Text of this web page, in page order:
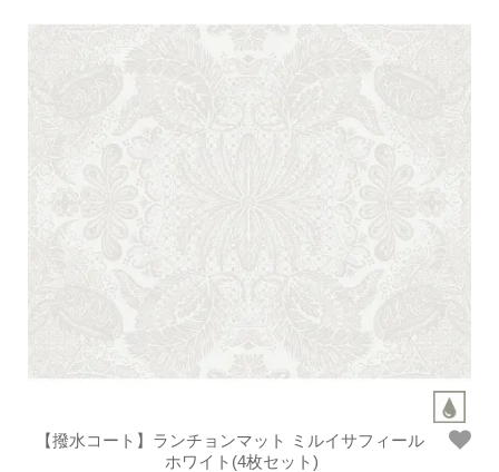
【撥水コート】ランチョンマット ミルイサフィール
ホワイト(4枚セット)